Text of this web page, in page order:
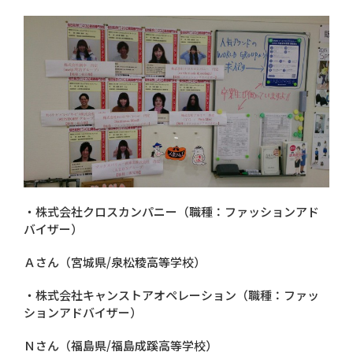
・株式会社クロスカンパニー（職種：ファッションアド
バイザー）
Ａさん（宮城県/泉松稜高等学校）
・株式会社キャンストアオペレーション（職種：ファッ
ションアドバイザー）
Ｎさん（福島県/福島成蹊高等学校）